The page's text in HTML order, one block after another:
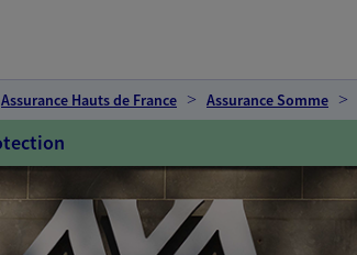
Assurance Hauts de France Assurance Somme